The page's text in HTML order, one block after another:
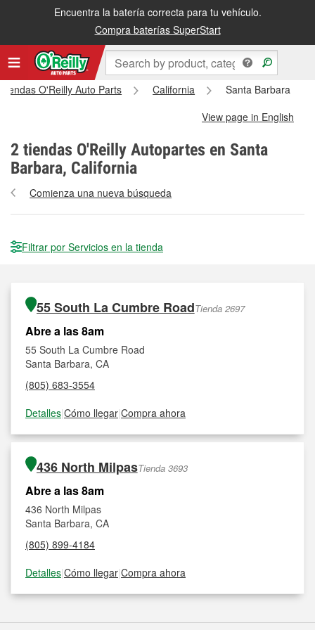
Encuentra la batería correcta para tu vehículo.
Compra baterías SuperStart
tiendas O'Reilly Auto Parts California
Santa Barbara
View page in English
2 tiendas O'Reilly Autopartes en Santa
Barbara, California
Comienza una nueva búsqueda
Filtrar por Servicios en la tienda
55 South La Cumbre RoadTienda 2697
Abre a las 8am
55 South La Cumbre Road
Santa Barbara, CA
(805) 683-3554
Detalles|Cómo llegar|Compra ahora
436 North MilpasTienda 3693
Abre a las 8am
436 North Milpas
Santa Barbara, CA
(805) 899-4184
Detalles|Cómo llegar|Compra ahora